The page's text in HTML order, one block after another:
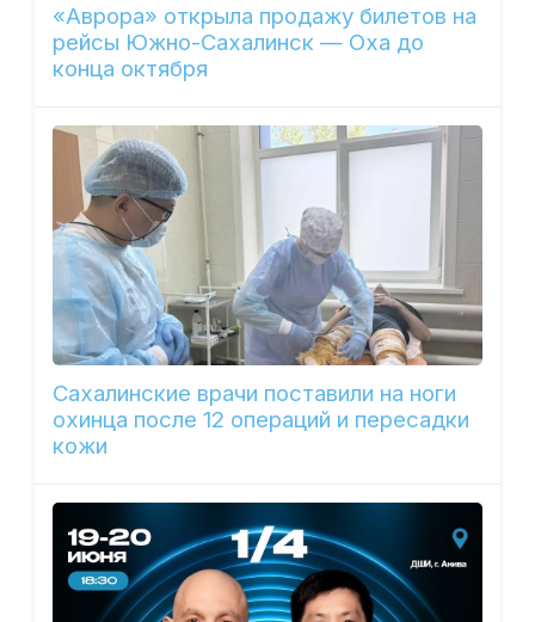
«Аврора» открыла продажу билетов на
рейсы Южно-Сахалинск — Оха до
конца октября
Сахалинские врачи поставили на ноги
охинца после 12 операций и пересадки
кожи